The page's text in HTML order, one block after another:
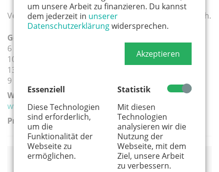
um unsere Arbeit zu finanzieren. Du kannst
dem jederzeit in unserer
Datenschutzerklärungwidersprechen.
Akzeptieren
Essenziell
Diese Technologien
sind erforderlich,
um die
Funktionalität der
Webseite zu
ermöglichen.
Statistik
Mit diesen
Technologien
analysieren wir die
Nutzung der
Webseite, mit dem
Ziel, unsere Arbeit
zu verbessern.
Verschiedene Räumlichkeiten nach Absprache möglich.
Geeignete Altersgruppe(n):
6 - 10 Jahre
10 - 13 Jahre
13 Jahre und älter
9 - 12 Jahre
Weiterführender Link:
www.kunstschule-langel.de
Preis: